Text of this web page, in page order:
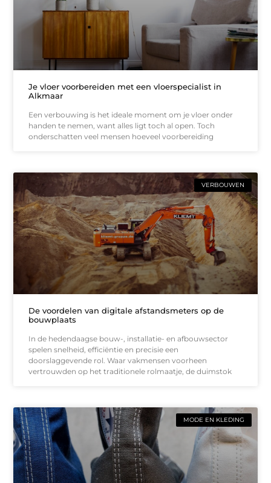
Je vloer voorbereiden met een vloerspecialist in
Alkmaar
Een verbouwing is het ideale moment om je vloer onder
handen te nemen, want alles ligt toch al open. Toch
onderschatten veel mensen hoeveel voorbereiding
VERBOUWEN
De voordelen van digitale afstandsmeters op de
bouwplaats
In de hedendaagse bouw-, installatie- en afbouwsector
spelen snelheid, efficiëntie en precisie een
doorslaggevende rol. Waar vakmensen voorheen
vertrouwden op het traditionele rolmaatje, de duimstok
MODE EN KLEDING